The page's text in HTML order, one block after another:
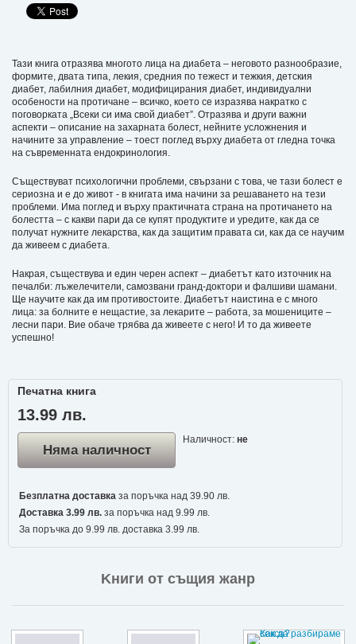
Тази книга отразява многото лица на диабета – неговото разнообразие,
формите, двата типа, лекия, средния по тежест и тежкия, детския
диабет, лабилния диабет, модифицирания диабет, индивидуални
особености на протичане – всичко, което се изразява накратко с
поговорката „Всеки си има свой диабет”. Отразява и други важни
аспекти – описание на захарната болест, нейните усложнения и
начините за управление – тоест поглед върху диабета от гледна точка
на съвременната ендокринология.
Съществуват психологични проблеми, свързани с това, че тази болест е
сериозна и е до живот - в книгата има начини за решаването на тези
проблеми. Има поглед и върху практичната страна на протичането на
болестта – с какви пари да се купят продуктите и уредите, как да се
получат нужните лекарства, как да защитим правата си, как да се научим
да живеем с диабета.
Накрая, съществува и един черен аспект – диабетът като източник на
печалби: лъжелечители, самозвани гранд-доктори и фалшиви шамани.
Ще научите как да им противостоите. Диабетът наистина е с много
лица: за болните е нещастие, за лекарите – работа, за мошениците –
лесни пари. Вие обаче трябва да живеете с него! И то да живеете
успешно!
Печатна книга
13.99 лв.
Няма наличност
Наличност: не
Безплатна доставказа поръчка над 39.90 лв.
Доставка 3.99 лв.за поръчка над 9.99 лв.
За поръчка до 9.99 лв. доставка 3.99 лв.
Kниги от същия жанр